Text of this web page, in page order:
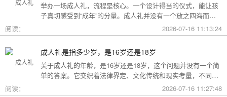
举办一场成人礼，流程是核心。一个设计得当的仪式，能让孩
子真切感受到“成年”的分量。成人礼并没有一个放之四海而皆
准的固定模板，它可以根据不同的风格和规模灵活调整。下面
为你梳理了传统、现代和家庭聚会三种主要场景的完整流程，
阅读： 2026-07-16 11:13:24
成人礼是指多少岁，是16岁还是18岁
关于成人礼的年龄，是16岁还是18岁，这个问题并没有一个简
单的答案。它交织着法律界定、文化传统和现实考量，不同的
阅读： 2026-07-16 11:27:48